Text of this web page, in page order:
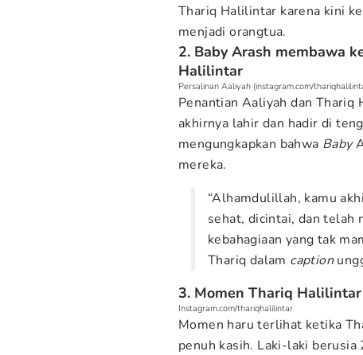
Thariq Halilintar karena kini
menjadi orangtua.
2. Baby Arash membawa
Halilintar
Persalinan Aaliyah (instagram.com/
Penantian Aaliyah dan
akhirnya lahir dan hadir di
mengungkapkan bahwa Baby
mereka.
“Alhamdulillah, kamu
sehat, dicintai, dan telah
kebahagiaan yang tak
Thariq dalam caption
3. Momen Thariq
Instagram.com/thariqhalilintar
Momen haru terlihat ketika
penuh kasih. Laki-laki